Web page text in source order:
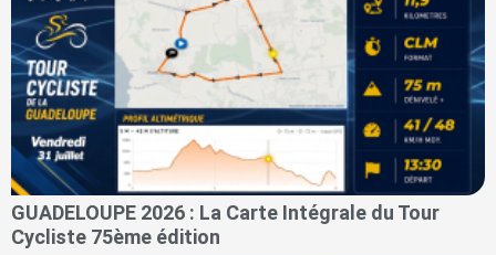
GUADELOUPE 2026 : La Carte Intégrale du Tour
Cycliste 75ème édition